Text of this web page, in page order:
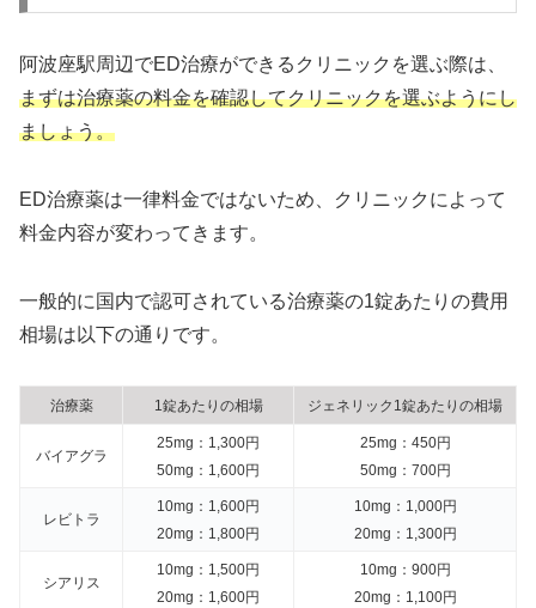
阿波座駅周辺でED治療ができるクリニックを選ぶ際は、
まずは治療薬の料金を確認してクリニックを選ぶようにし
ましょう。
ED治療薬は一律料金ではないため、クリニックによって
料金内容が変わってきます。
一般的に国内で認可されている治療薬の1錠あたりの費用
相場は以下の通りです。
治療薬 1錠あたりの相場 ジェネリック1錠あたりの相場
バイアグラ
25mg：1,300円
50mg：1,600円
25mg：450円
50mg：700円
レビトラ
10mg：1,600円
20mg：1,800円
10mg：1,000円
20mg：1,300円
シアリス
10mg：1,500円
20mg：1,600円
10mg：900円
20mg：1,100円